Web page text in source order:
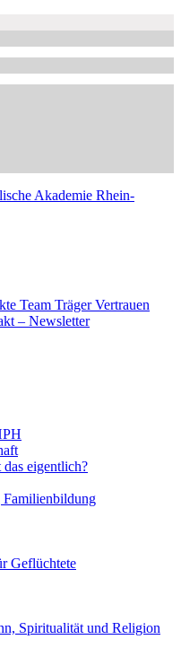
Team TrägerVertrauen
– Newsletter
eigentlich?
Familienbildung
Geflüchtete
Spiritualität und Religion